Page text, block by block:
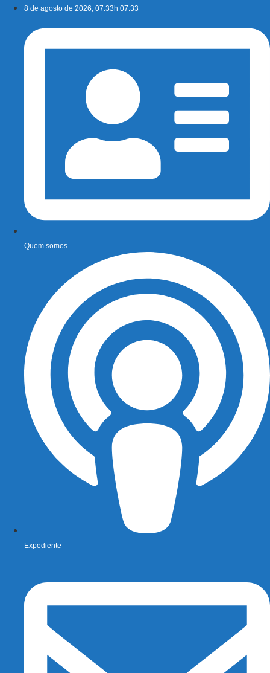
conteúdo
8 de agosto de 2026, 07:33h 07:33
Quem somos
Expediente